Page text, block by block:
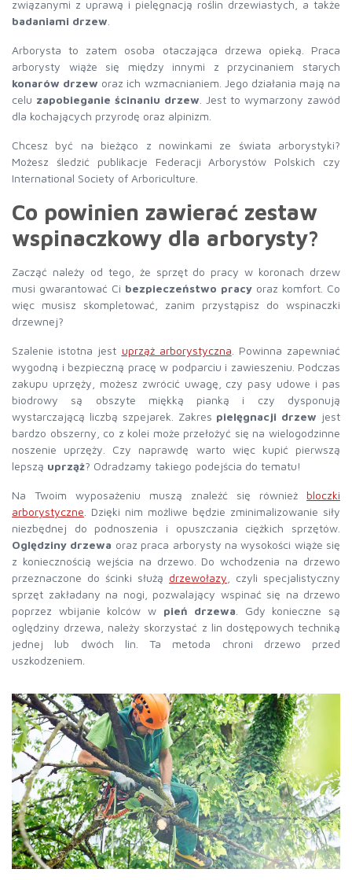
związanymi z uprawą i pielęgnacją roślin drzewiastych, a także
badaniami drzew
Arborysta to zatem osoba otaczająca drzewa opieką. Praca
arborysty wiąże się między innymi z przycinaniem starych
konarów drzew oraz ich wzmacnianiem. Jego działania mają na
celu zapobieganie ścinaniu drzew . Jest to wymarzony zawód
dla kochających przyrodę oraz alpinizm.
Chcesz być na bieżąco z nowinkami ze świata arborystyki?
Możesz śledzić publikacje Federacji Arborystów Polskich czy
International Society of Arboriculture.
Co powinien zawierać zestaw
wspinaczkowy dla arborysty?
Zacząć należy od tego, że sprzęt do pracy w koronach drzew
musi gwarantować Ci bezpieczeństwo pracy oraz komfort. Co
więc musisz skompletować, zanim przystąpisz do wspinaczki
drzewnej?
Szalenie istotna jest uprząż arborystyczna . Powinna zapewniać
wygodną i bezpieczną pracę w podparciu i zawieszeniu. Podczas
zakupu uprzęży, możesz zwrócić uwagę, czy pasy udowe i pas
biodrowy są obszyte miękką pianką i czy dysponują
wystarczającą liczbą szpejarek. Zakres pielęgnacji drzew jest
bardzo obszerny, co z kolei może przełożyć się na wielogodzinne
noszenie uprzęży. Czy naprawdę warto więc kupić pierwszą
lepszą uprząż? Odradzamy takiego podejścia do tematu!
Na Twoim wyposażeniu muszą znaleźć się również bloczki
arborystyczne . Dzięki nim możliwe będzie zminimalizowanie siły
niezbędnej do podnoszenia i opuszczania ciężkich sprzętów.
Oględziny drzewa oraz praca arborysty na wysokości wiąże się
z koniecznością wejścia na drzewo. Do wchodzenia na drzewo
przeznaczone do ścinki służą drzewołazy , czyli specjalistyczny
sprzęt zakładany na nogi, pozwalający wspinać się na drzewo
poprzez wbijanie kolców w pień drzewa . Gdy konieczne są
oględziny drzewa, należy skorzystać z lin dostępowych techniką
jednej lub dwóch lin. Ta metoda chroni drzewo przed
uszkodzeniem.